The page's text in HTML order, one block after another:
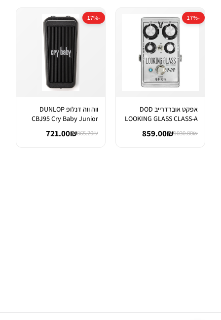
-17%
אפקט אוברדרייב DOD
LOOKING GLASS CLASS-A
1030.80₪
859.00₪
-17%
ווה ווה דנלופ DUNLOP
CBJ95 Cry Baby Junior
865.20₪
721.00₪